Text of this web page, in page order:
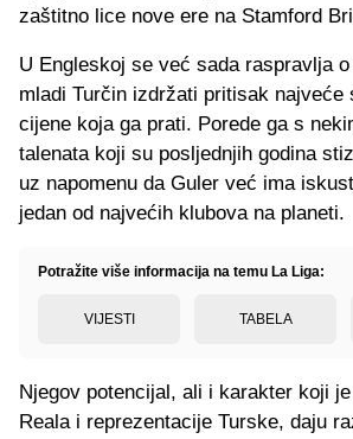
zaštitno lice nove ere na Stamford
U Engleskoj se već sada raspravlja
mladi Turčin izdržati pritisak najveće
cijene koja ga prati. Porede ga s
talenata koji su posljednjih godina
uz napomenu da Guler već ima
jedan od najvećih klubova na planeti.
Potražite više informacija na temu La Liga:
VIJESTI TABELA
Njegov potencijal, ali i karakter koji
Reala i reprezentacije Turske, daju